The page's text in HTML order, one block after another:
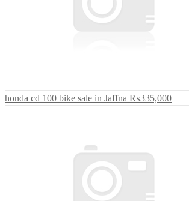
honda cd 100 bike sale in Jaffna ₨335,000